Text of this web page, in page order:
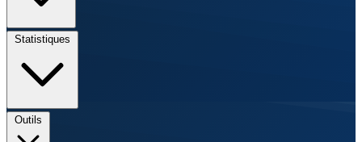
Statistiques
Outils